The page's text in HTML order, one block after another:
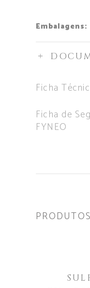
Embalagens:
Ficha
Ficha de
FYNEO